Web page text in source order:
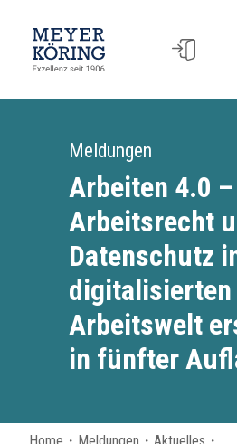
Meldungen
Arbeiten 4.0 –
Arbeitsrecht
Datenschutz
digitalisierten
Arbeitswelt
in fünfter